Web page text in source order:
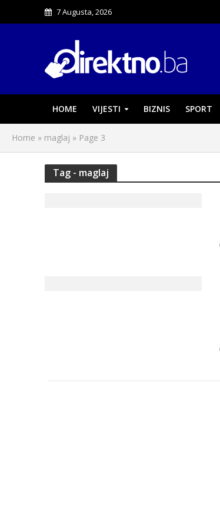
7 Augusta, 2026
HOME VIJESTI BIZNIS SPORT
Home » maglaj » Page 3
Tag - maglaj